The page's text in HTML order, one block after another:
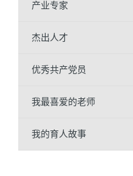
产业专家
杰出人才
优秀共产党员
我最喜爱的老师
我的育人故事